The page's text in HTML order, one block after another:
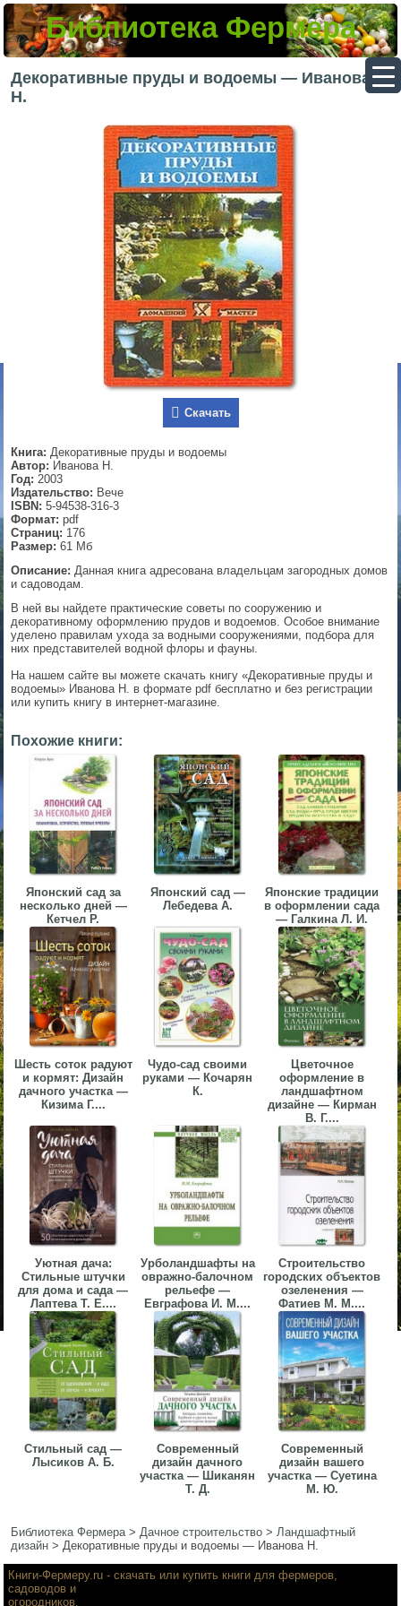
Библиотека Фермера
Декоративные пруды и водоемы — Иванова
Н.
Скачать
Книга: Декоративные пруды и водоемы
Автор: Иванова Н.
Год: 2003
Издательство: Вече
ISBN: 5-94538-316-3
Формат: pdf
Страниц: 176
Размер: 61 Мб
Описание: Данная книга адресована владельцам загородных домов
и садоводам.
В ней вы найдете практические советы по сооружению и
декоративному оформлению прудов и водоемов. Особое внимание
уделено правилам ухода за водными сооружениями, подбора для
них представителей водной флоры и фауны.
На нашем сайте вы можете скачать книгу «Декоративные пруды и
водоемы» Иванова Н. в формате pdf бесплатно и без регистрации
или купить книгу в интернет-магазине.
Похожие книги:
Японский сад за
несколько дней —
Кетчел Р.
Японский сад —
Лебедева А.
Японские традиции
в оформлении сада
— Галкина Л. И.
Шесть соток радуют
и кормят: Дизайн
дачного участка —
Кизима Г....
Чудо-сад своими
руками — Кочарян
К.
Цветочное
оформление в
ландшафтном
дизайне — Кирман
В. Г....
Уютная дача:
Стильные штучки
для дома и сада —
Лаптева Т. Е....
Урболандшафты на
овражно-балочном
рельефе —
Евграфова И. М....
Строительство
городских объектов
озеленения —
Фатиев М. М....
Стильный сад —
Лысиков А. Б.
Современный
дизайн дачного
участка — Шиканян
Т. Д.
Современный
дизайн вашего
участка — Суетина
М. Ю.
Библиотека Фермера>Дачное строительство >Ландшафтный
дизайн >Декоративные пруды и водоемы — Иванова Н.
▼
▼
▼
▼
▼
▼
▼
Книги-Фермеру.ru - скачать или купить книги для фермеров,
садоводов и
огородников.